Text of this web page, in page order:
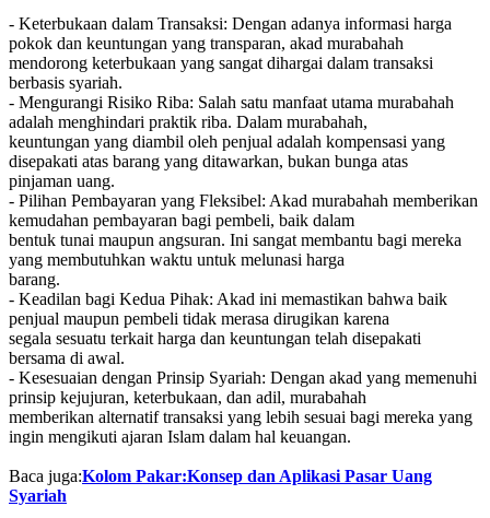
- Keterbukaan dalam Transaksi: Dengan adanya informasi harga
pokok dan keuntungan yang transparan, akad murabahah
mendorong keterbukaan yang sangat dihargai dalam transaksi
berbasis syariah.
- Mengurangi Risiko Riba: Salah satu manfaat utama murabahah
adalah menghindari praktik riba. Dalam murabahah,
keuntungan yang diambil oleh penjual adalah kompensasi yang
disepakati atas barang yang ditawarkan, bukan bunga atas
pinjaman uang.
- Pilihan Pembayaran yang Fleksibel: Akad murabahah memberikan
kemudahan pembayaran bagi pembeli, baik dalam
bentuk tunai maupun angsuran. Ini sangat membantu bagi mereka
yang membutuhkan waktu untuk melunasi harga
barang.
- Keadilan bagi Kedua Pihak: Akad ini memastikan bahwa baik
penjual maupun pembeli tidak merasa dirugikan karena
segala sesuatu terkait harga dan keuntungan telah disepakati
bersama di awal.
- Kesesuaian dengan Prinsip Syariah: Dengan akad yang memenuhi
prinsip kejujuran, keterbukaan, dan adil, murabahah
memberikan alternatif transaksi yang lebih sesuai bagi mereka yang
ingin mengikuti ajaran Islam dalam hal keuangan.
Baca juga:Kolom Pakar:Konsep dan Aplikasi Pasar Uang
Syariah